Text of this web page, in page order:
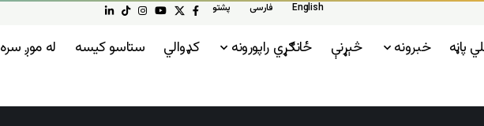
English فارسی پشتو
پاڼه خبرونه څېړنې ځانګړي راپورونه کډوالي ستاسو کیسه له موږ